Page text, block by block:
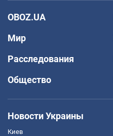
OBOZ.UA
Мир
Расследования
Общество
Новости Украины
Киев